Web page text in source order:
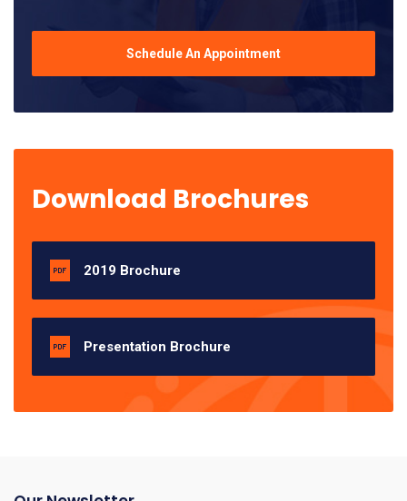
Schedule An Appointment
Download Brochures
2019 Brochure
Presentation Brochure